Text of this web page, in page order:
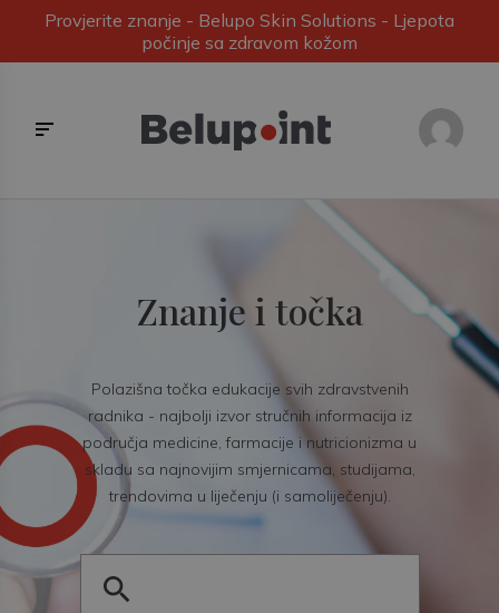
Provjerite znanje - Belupo Skin Solutions - Ljepota
počinje sa zdravom kožom
Znanje i točka
Polazišna točka edukacije svih zdravstvenih
radnika - najbolji izvor stručnih informacija iz
područja medicine, farmacije i nutricionizma u
skladu sa najnovijim smjernicama, studijama,
trendovima u liječenju (i samoliječenju).